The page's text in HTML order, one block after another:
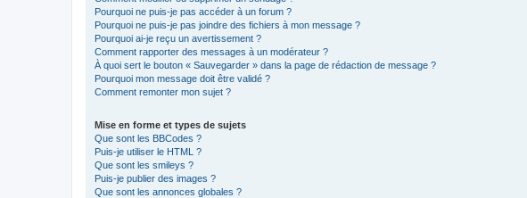
Pourquoi ne puis-je pas accéder à un forum ?
Pourquoi ne puis-je pas joindre des fichiers à mon message ?
Pourquoi ai-je reçu un avertissement ?
Comment rapporter des messages à un modérateur ?
À quoi sert le bouton « Sauvegarder » dans la page de rédaction de message ?
Pourquoi mon message doit être validé ?
Comment remonter mon sujet ?
Mise en forme et types de sujets
Que sont les BBCodes ?
Puis-je utiliser le HTML ?
Que sont les smileys ?
Puis-je publier des images ?
Que sont les annonces globales ?